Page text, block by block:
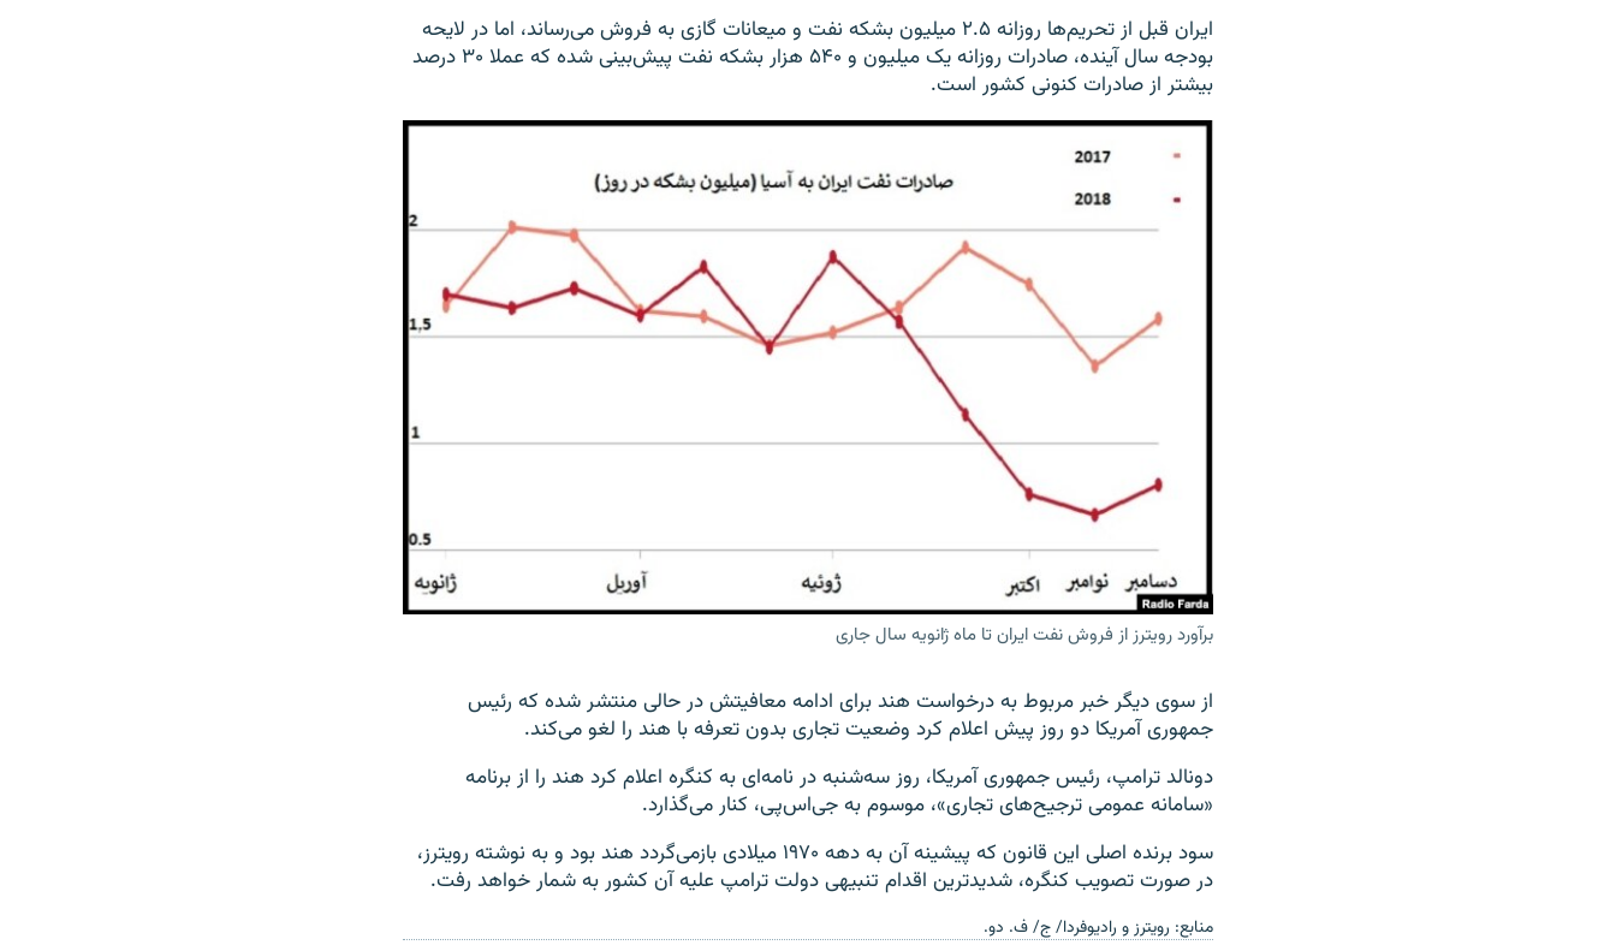
ایران قبل از تحریم‌ها روزانه ۲.۵ میلیون بشکه نفت و میعانات گازی به فروش می‌رساند، اما در لایحه
بودجه سال آینده، صادرات روزانه یک میلیون و ۵۴۰ هزار بشکه نفت پیش‌بینی شده که عملا ۳۰ درصد
بیشتر از صادرات کنونی کشور است.
برآورد رویترز از فروش نفت ایران تا ماه ژانویه سال جاری
از سوی دیگر خبر مربوط به درخواست هند برای ادامه معافیتش در حالی منتشر شده که رئیس
جمهوری آمریکا دو روز پیش اعلام کرد وضعیت تجاری بدون تعرفه با هند را لغو می‌کند.
دونالد ترامپ، رئیس جمهوری آمریکا، روز سه‌شنبه در نامه‌ای به کنگره اعلام کرد هند را از برنامه
«سامانه عمومی ترجیح‌های تجاری»، موسوم به جی‌اس‌پی، کنار می‌گذارد.
سود برنده اصلی این قانون که پیشینه آن به دهه ۱۹۷۰ میلادی بازمی‌گردد هند بود و به نوشته رویترز،
در صورت تصویب کنگره، شدیدترین اقدام تنبیهی دولت ترامپ علیه آن کشور به شمار خواهد رفت.
منابع: رویترز و رادیوفردا/ ج/ ف. دو.